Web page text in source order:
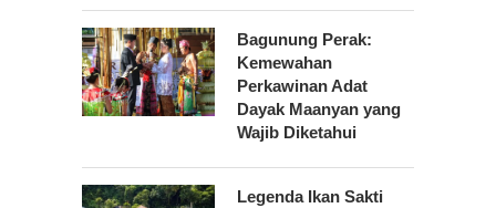
Bagunung Perak:
Kemewahan
Perkawinan Adat
Dayak Maanyan yang
Wajib Diketahui
Legenda Ikan Sakti